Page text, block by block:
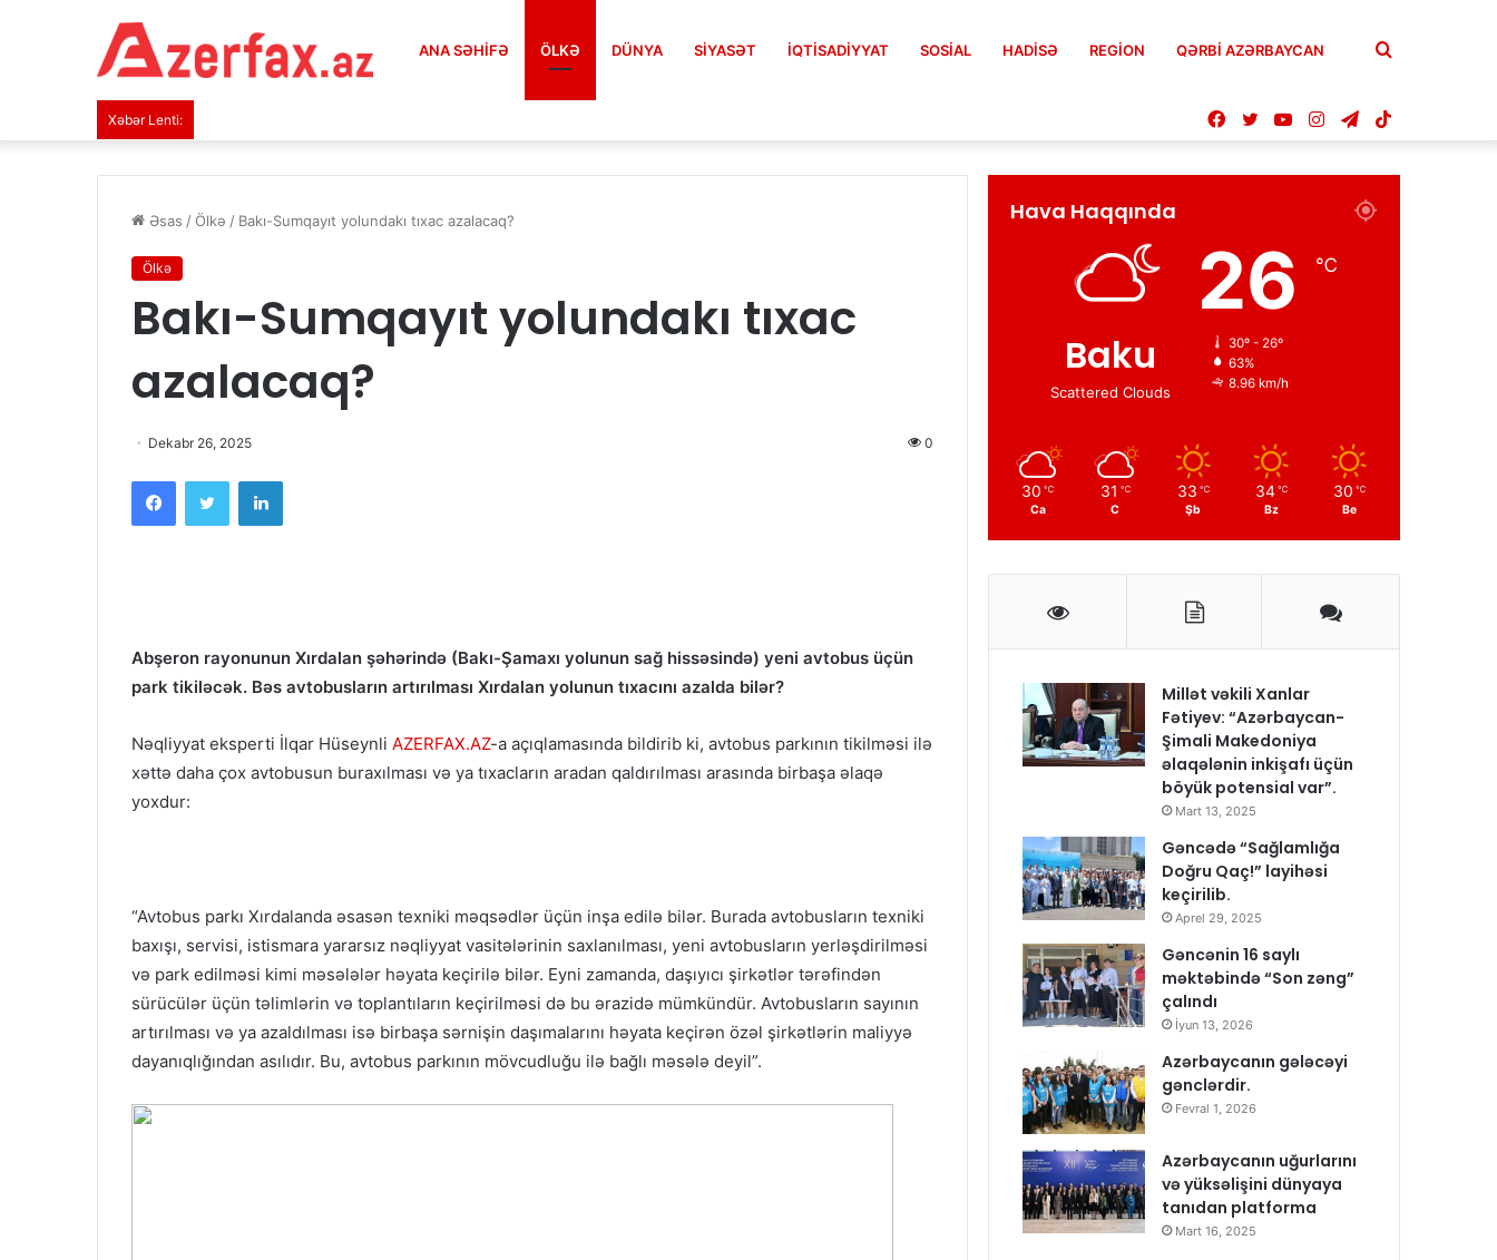
ANA SƏHIFƏ ÖLKƏ DÜNYA SIYASƏT İQTISADIYYAT SOSIAL HADISƏ REGION QƏRBİ AZƏRBAYCAN Axtar
Xəbər Lenti: Telegram
Instagram
YouTube
Twitter
Facebook
Əsas /Ölkə / Bakı-Sumqayıt yolundakı tıxac azalacaq?
Ölkə
Bakı-Sumqayıt yolundakı tıxac
azalacaq?
Dekabr 26, 2025 0
Abşeron rayonunun Xırdalan şəhərində (Bakı-Şamaxı yolunun sağ hissəsində) yeni avtobus üçün
park tikiləcək. Bəs avtobusların artırılması Xırdalan yolunun tıxacını azalda bilər?
Nəqliyyat eksperti İlqar Hüseynli AZERFAX.AZ-a açıqlamasında bildirib ki, avtobus parkının tikilməsi ilə
xəttə daha çox avtobusun buraxılması və ya tıxacların aradan qaldırılması arasında birbaşa əlaqə
yoxdur:
“Avtobus parkı Xırdalanda əsasən texniki məqsədlər üçün inşa edilə bilər. Burada avtobusların texniki
baxışı, servisi, istismara yararsız nəqliyyat vasitələrinin saxlanılması, yeni avtobusların yerləşdirilməsi
və park edilməsi kimi məsələlər həyata keçirilə bilər. Eyni zamanda, daşıyıcı şirkətlər tərəfindən
sürücülər üçün təlimlərin və toplantıların keçirilməsi də bu ərazidə mümkündür. Avtobusların sayının
artırılması və ya azaldılması isə birbaşa sərnişin daşımalarını həyata keçirən özəl şirkətlərin maliyyə
dayanıqlığından asılıdır. Bu, avtobus parkının mövcudluğu ilə bağlı məsələ deyil”.
Hava Haqqında
Baku
Scattered Clouds
26 ℃
30º - 26º
63%
8.96 km/h
30 ℃
Ca
31 ℃
C
33 ℃
Şb
34 ℃
Bz
30 ℃
Be
Millət vəkili Xanlar
Fətiyev: “Azərbaycan-
Şimali Makedoniya
əlaqələnin inkişafı üçün
böyük potensial var”.
Mart 13, 2025
Gəncədə “Sağlamlığa
Doğru Qaç!” layihəsi
keçirilib.
Aprel 29, 2025
Gəncənin 16 saylı
məktəbində “Son zəng”
çalındı
İyun 13, 2026
Azərbaycanın gələcəyi
gənclərdir.
Fevral 1, 2026
Azərbaycanın uğurlarını
və yüksəlişini dünyaya
tanıdan platforma
Mart 16, 2025